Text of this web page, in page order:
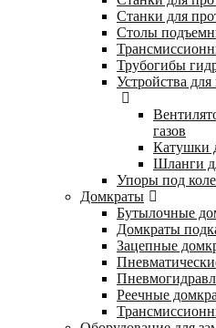
Станки для
Столы
Трубогибы
Устройства
газов
Катушки
Шланги
Упоры под
Домкраты
Бутылочные
Домкраты
Зацепные
Реечные